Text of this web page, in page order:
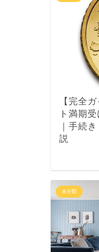
【完全
ト満期
｜手続
説
未分類